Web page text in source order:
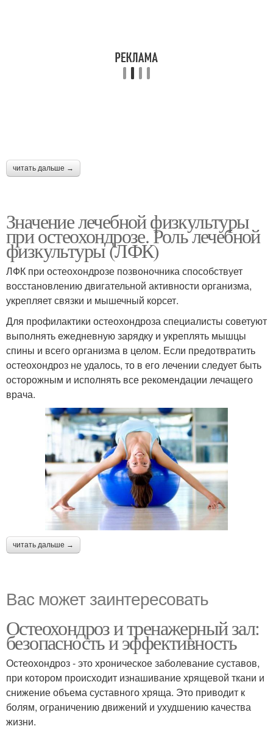
читать дальше →
Значение лечебной физкультуры
при остеохондрозе. Роль лечебной
физкультуры (ЛФК)
ЛФК при остеохондрозе позвоночника способствует
восстановлению двигательной активности организма,
укрепляет связки и мышечный корсет.
Для профилактики остеохондроза специалисты советуют
выполнять ежедневную зарядку и укреплять мышцы
спины и всего организма в целом. Если предотвратить
остеохондроз не удалось, то в его лечении следует быть
осторожным и исполнять все рекомендации лечащего
врача.
читать дальше →
Вас может заинтересовать
Остеохондроз и тренажерный зал:
безопасность и эффективность
Остеохондроз - это хроническое заболевание суставов,
при котором происходит изнашивание хрящевой ткани и
снижение объема суставного хряща. Это приводит к
болям, ограничению движений и ухудшению качества
жизни.